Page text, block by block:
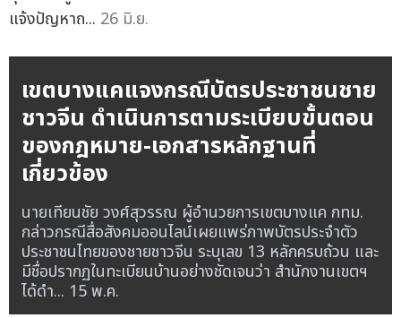
แจ้งปัญหาถ... 26 มิ.ย.
เขตบางแคแจงกรณีบัตรประชาชนชาย
ชาวจีน ดำเนินการตามระเบียบขั้นตอน
ของกฎหมาย-เอกสารหลักฐานที่
เกี่ยวข้อง
นายเทียนชัย วงศ์สุวรรณ ผู้อำนวยการเขตบางแค กทม.
กล่าวกรณีสื่อสังคมออนไลน์เผยแพร่ภาพบัตรประจำตัว
ประชาชนไทยของชายชาวจีน ระบุเลข 13 หลักครบถ้วน และ
มีชื่อปรากฏในทะเบียนบ้านอย่างชัดเจนว่า สำนักงานเขตฯ
ได้ดำ... 15 พ.ค.